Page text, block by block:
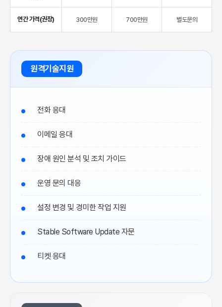
연간 가격(권장) 300만원 700만원 별도문의
원격기술지원
전화 응대
이메일 응대
장애 원인 분석 및 조치 가이드
운영 문의 대응
설정 변경 및 경미한 작업 지원
Stable Software Update 자문
티켓 응대